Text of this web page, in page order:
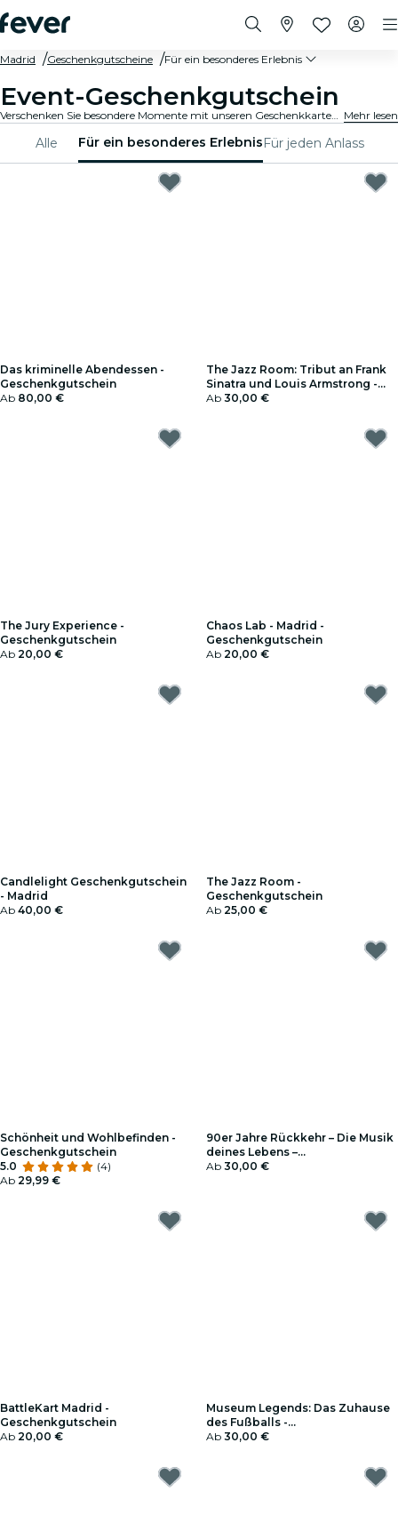
Madrid Geschenkgutscheine Für ein besonderes Erlebnis
Event-Geschenkgutschein
Verschenken Sie besondere Momente mit unseren Geschenkkarten für bestimmte Events. Wählen Sie das perfekte Event und ermöglichen Sie ein unvergessliches Erlebnis Mehr lesen
Alle Für ein besonderes ErlebnisFür jeden Anlass
Das kriminelle Abendessen -
Geschenkgutschein
Ab 80,00 €
The Jazz Room: Tribut an Frank
Sinatra und Louis Armstrong -
Geschenkgutschein
Ab 30,00 €
The Jury Experience -
Geschenkgutschein
Ab 20,00 €
Chaos Lab - Madrid -
Geschenkgutschein
Ab 20,00 €
Candlelight Geschenkgutschein
- Madrid
Ab 40,00 €
The Jazz Room -
Geschenkgutschein
Ab 25,00 €
Schönheit und Wohlbefinden -
Geschenkgutschein
5.0
(4)
Ab 29,99 €
90er Jahre Rückkehr – Die Musik
deines Lebens –
Geschenkgutschein
Ab 30,00 €
BattleKart Madrid -
Geschenkgutschein
Ab 20,00 €
Museum Legends: Das Zuhause
des Fußballs -
Geschenkgutschein
Ab 30,00 €